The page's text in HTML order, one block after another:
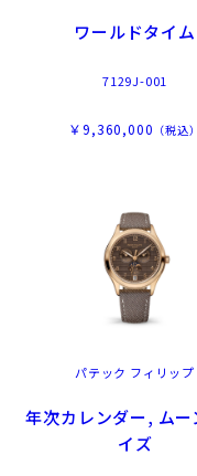
ワールドタイム
7129J-001
￥9,360,000 （税込）
パテック フィリップ
年次カレンダー, ムー
イズ